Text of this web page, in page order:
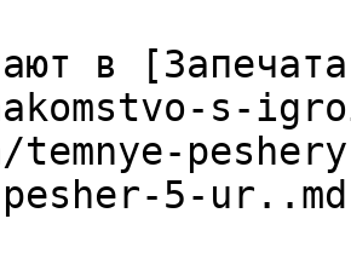
в
s-
pesher-5-